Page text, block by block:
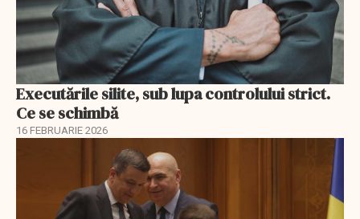
Executările silite, sub lupa controlului strict.
Ce se schimbă
16 FEBRUARIE 2026